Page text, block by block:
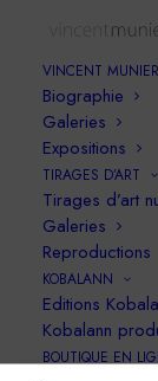
VINCENT MUNIER
Biographie
Galeries
Expositions
TIRAGES D’ART
Tirages d’art
Galeries
Reproductions
KOBALANN
Editions
Kobalann
BOUTIQUE EN
Protégé : Au
Voir la